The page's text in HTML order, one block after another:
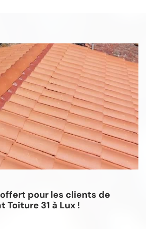
pour les clients de
Toiture 31 à Lux !